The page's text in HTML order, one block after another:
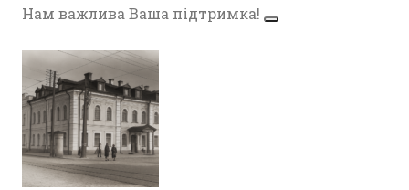
Нам важлива Ваша підтримка!